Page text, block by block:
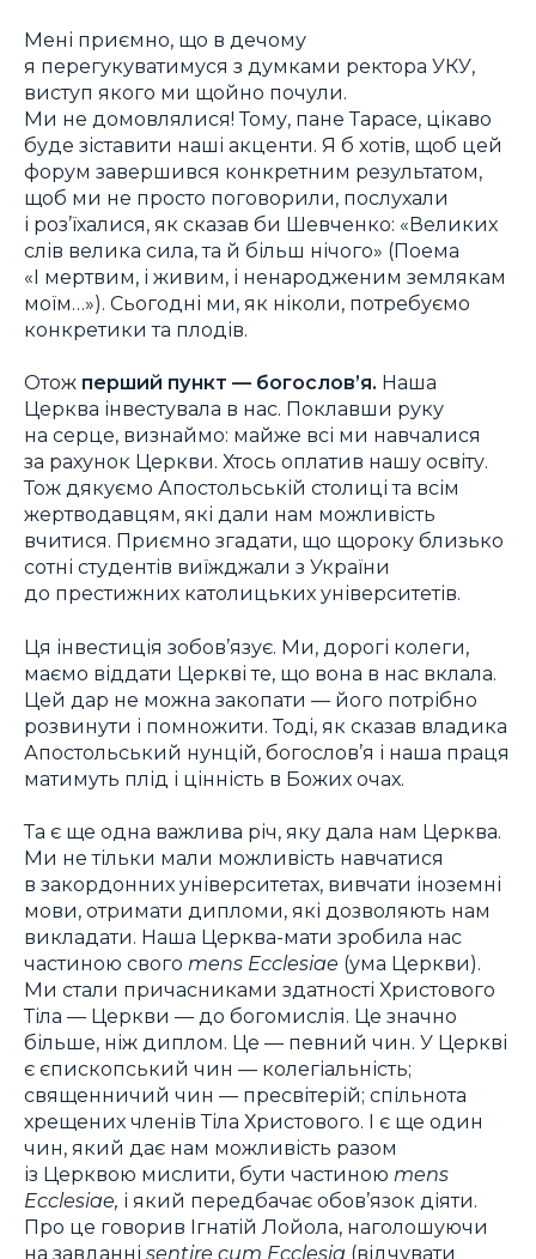
Мені приємно, що в дечому
я перегукуватимуся з думками ректора УКУ,
виступ якого ми щойно почули.
Ми не домовлялися! Тому, пане Тарасе, цікаво
буде зіставити наші акценти. Я б хотів, щоб цей
форум завершився конкретним результатом,
щоб ми не просто поговорили, послухали
і роз’їхалися, як сказав би Шевченко: «Великих
слів велика сила, та й більш нічого» (Поема
«І мертвим, і живим, і ненародженим землякам
моїм…»). Сьогодні ми, як ніколи, потребуємо
конкретики та плодів.
Отож перший пункт — богослов’я. Наша
Церква інвестувала в нас. Поклавши руку
на серце, визнаймо: майже всі ми навчалися
за рахунок Церкви. Хтось оплатив нашу освіту.
Тож дякуємо Апостольській столиці та всім
жертводавцям, які дали нам можливість
вчитися. Приємно згадати, що щороку близько
сотні студентів виїжджали з України
до престижних католицьких університетів.
Ця інвестиція зобов’язує. Ми, дорогі колеги,
маємо віддати Церкві те, що вона в нас вклала.
Цей дар не можна закопати — його потрібно
розвинути і помножити. Тоді, як сказав владика
Апостольський нунцій, богослов’я і наша праця
матимуть плід і цінність в Божих очах.
Та є ще одна важлива річ, яку дала нам Церква.
Ми не тільки мали можливість навчатися
в закордонних університетах, вивчати іноземні
мови, отримати дипломи, які дозволяють нам
викладати. Наша Церква-мати зробила нас
частиною свого mens Ecclesiae (ума Церкви).
Ми стали причасниками здатності Христового
Тіла — Церкви — до богомислія. Це значно
більше, ніж диплом. Це — певний чин. У Церкві
є єпископський чин — колегіальність;
священничий чин — пресвітерій; спільнота
хрещених членів Тіла Христового. І є ще один
чин, який дає нам можливість разом
із Церквою мислити, бути частиною mens
Ecclesiae, і який передбачає обов’язок діяти.
Про це говорив Ігнатій Лойола, наголошуючи
на завданні sentire cum Ecclesia (відчувати